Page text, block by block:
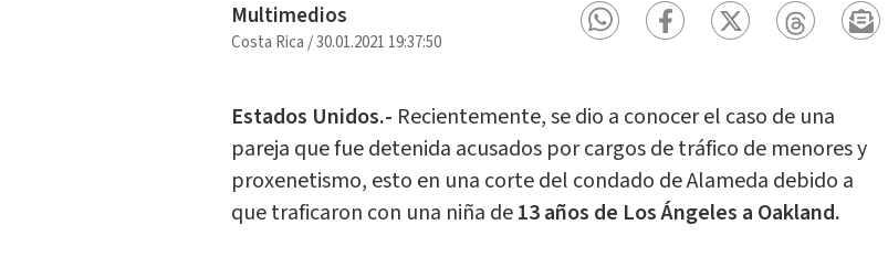
Multimedios
Costa Rica/30.01.2021 19:37:50
Estados Unidos.- Recientemente, se dio a conocer el caso de una
pareja que fue detenida acusados por cargos de tráfico de menores y
proxenetismo, esto en una corte del condado de Alameda debido a
que traficaron con una niña de13 años de Los Ángeles a Oakland.